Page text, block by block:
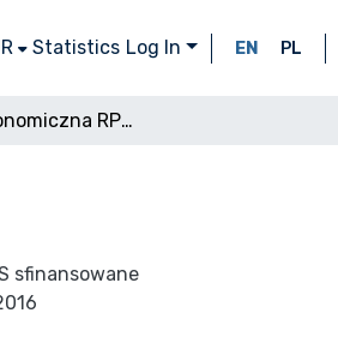
Statistics Log In EN PL
Kronika ekonomiczna RPEiS 8(4), 1928
sfinansowane